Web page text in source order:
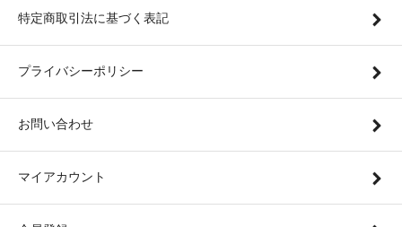
特定商取引法に基づく表記
プライバシーポリシー
お問い合わせ
マイアカウント